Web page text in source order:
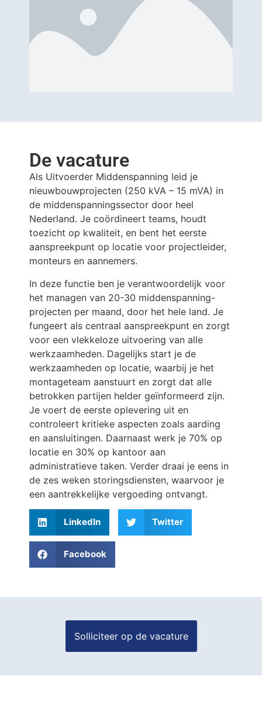
De vacature
Als Uitvoerder Middenspanning leid je
nieuwbouwprojecten (250 kVA – 15 mVA) in
de middenspanningssector door heel
Nederland. Je coördineert teams, houdt
toezicht op kwaliteit, en bent het eerste
aanspreekpunt op locatie voor projectleider,
monteurs en aannemers.
In deze functie ben je verantwoordelijk voor
het managen van 20-30 middenspanning-
projecten per maand, door het hele land. Je
fungeert als centraal aanspreekpunt en zorgt
voor een vlekkeloze uitvoering van alle
werkzaamheden. Dagelijks start je de
werkzaamheden op locatie, waarbij je het
montageteam aanstuurt en zorgt dat alle
betrokken partijen helder geïnformeerd zijn.
Je voert de eerste oplevering uit en
controleert kritieke aspecten zoals aarding
en aansluitingen. Daarnaast werk je 70% op
locatie en 30% op kantoor aan
administratieve taken. Verder draai je eens in
de zes weken storingsdiensten, waarvoor je
een aantrekkelijke vergoeding ontvangt.
LinkedIn Twitter
Facebook